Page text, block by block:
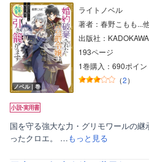
ノベル｜巻
ライトノベル
著者：春野こもも...
出版社：KADOKAWA
193ページ
1巻購入：690ポイン
（2）
国を守る強大な力・グリモワールの
ったクロエ。 …もっと見る